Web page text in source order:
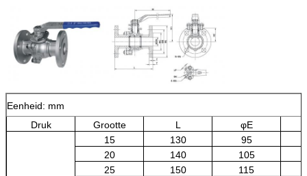
Eenheid: mm
Druk
Grootte L φE
15 130
95
20
140
105
25
150
115